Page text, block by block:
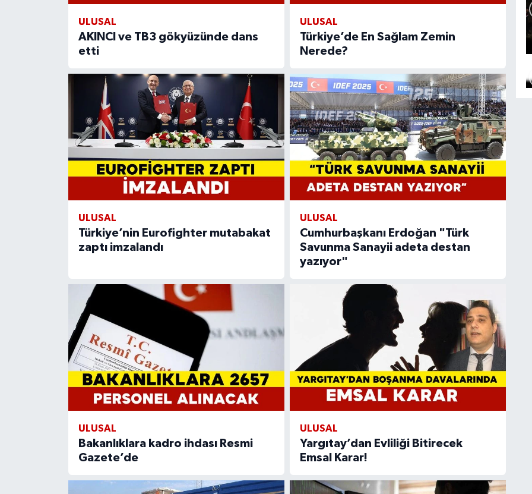
ULUSAL
AKINCI ve TB3 gökyüzünde dans
etti
ULUSAL
Türkiye’de En Sağlam Zemin
Nerede?
ULUSAL
Türkiye’nin Eurofighter mutabakat
zaptı imzalandı
ULUSAL
Cumhurbaşkanı Erdoğan "Türk
Savunma Sanayii adeta destan
yazıyor"
ULUSAL
Bakanlıklara kadro ihdası Resmi
Gazete’de
ULUSAL
Yargıtay’dan Evliliği Bitirecek
Emsal Karar!